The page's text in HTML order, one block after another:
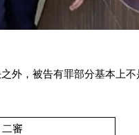
外，被告有罪部分基本上
二審